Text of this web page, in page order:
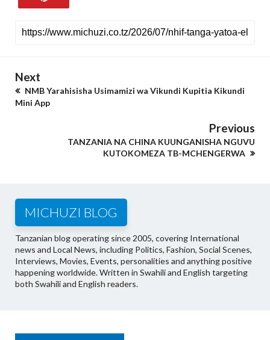
Next
NMB Yarahisisha Usimamizi wa Vikundi Kupitia Kikundi
Mini App
Previous
TANZANIA NA CHINA KUUNGANISHA NGUVU
KUTOKOMEZA TB-MCHENGERWA
MICHUZI BLOG
Tanzanian blog operating since 2005, covering International
news and Local News, including Politics, Fashion, Social Scenes,
Interviews, Movies, Events, personalities and anything positive
happening worldwide. Written in Swahili and English targeting
both Swahili and English readers.